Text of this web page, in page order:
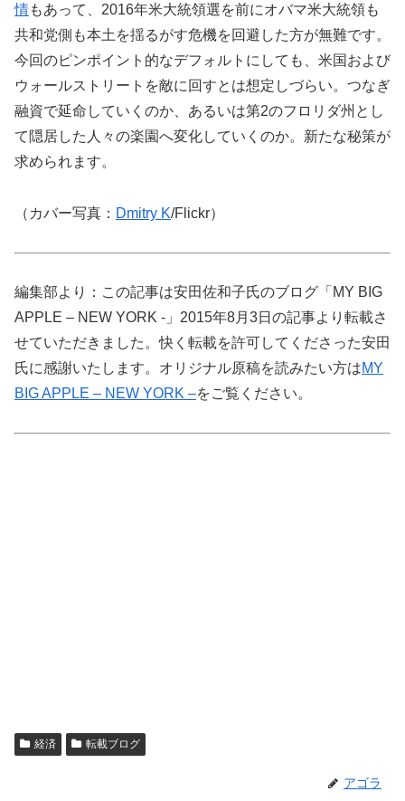
情もあって、2016年米大統領選を前にオバマ米大統領も
共和党側も本土を揺るがす危機を回避した方が無難です。
今回のピンポイント的なデフォルトにしても、米国および
ウォールストリートを敵に回すとは想定しづらい。つなぎ
融資で延命していくのか、あるいは第2のフロリダ州とし
て隠居した人々の楽園へ変化していくのか。新たな秘策が
求められます。
（カバー写真： Dmitry K/Flickr）
編集部より：この記事は安田佐和子氏のブログ「MY BIG
APPLE – NEW YORK -」2015年8月3日の記事より転載さ
せていただきました。快く転載を許可してくださった安田
氏に感謝いたします。オリジナル原稿を読みたい方はMY
BIG APPLE – NEW YORK –をご覧ください。
経済 転載ブログ
アゴラ